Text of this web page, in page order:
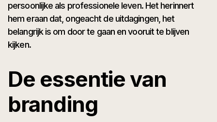
persoonlijke als professionele leven. Het herinnert
hem eraan dat, ongeacht de uitdagingen, het
belangrijk is om door te gaan en vooruit te blijven
kijken.
De essentie van
branding